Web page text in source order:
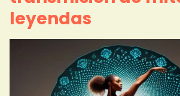
leyendas